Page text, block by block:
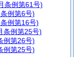
条例第61号)
例第6号)
例第16号)
条例第25号)
例第26号)
例第25号)